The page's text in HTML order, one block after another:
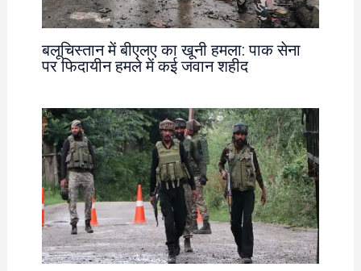
बलूचिस्तान में बीएलए का खूनी हमला: पाक सेना
पर फिदायीन हमले में कई जवान शहीद